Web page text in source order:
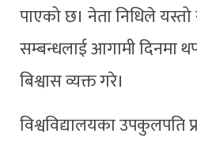
पाएको छ। नेता निधिले
सम्बन्धलाई आगामी दिनमा
बिश्वास व्यक्त गरे।
विश्वविद्यालयका